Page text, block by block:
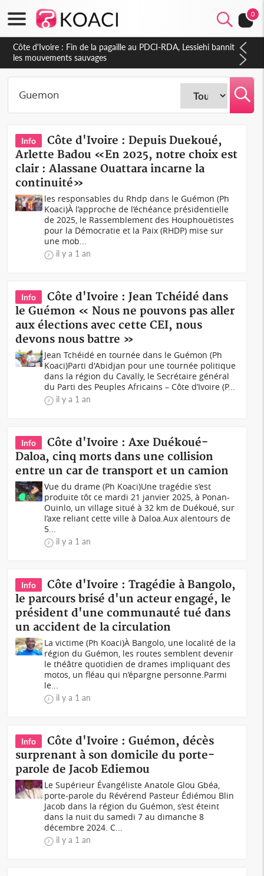
0
Côte d'Ivoire : Fin de la pagaille au PDCI-RDA, Lessiehi bannit
les mouvements sauvages
Info
Côte d'Ivoire : Depuis Duekoué,
Arlette Badou «En 2025, notre choix est
clair : Alassane Ouattara incarne la
continuité»
les responsables du Rhdp dans le Guémon (Ph
Koaci)À l’approche de l’échéance présidentielle
de 2025, le Rassemblement des Houphouëtistes
pour la Démocratie et la Paix (RHDP) mise sur
une mob...
il y a 1 an
Info
Côte d'Ivoire : Jean Tchéidé dans
le Guémon « Nous ne pouvons pas aller
aux élections avec cette CEI, nous
devons nous battre »
Jean Tchéidé en tournée dans le Guémon (Ph
Koaci)Parti d'Abidjan pour une tournée politique
dans la région du Cavally, le Secrétaire général
du Parti des Peuples Africains – Côte d’Ivoire (P...
il y a 1 an
Info
Côte d'Ivoire : Axe Duékoué-
Daloa, cinq morts dans une collision
entre un car de transport et un camion
Vue du drame (Ph Koaci)Une tragédie s’est
produite tôt ce mardi 21 janvier 2025, à Ponan-
Ouinlo, un village situé à 32 km de Duékoué, sur
l’axe reliant cette ville à Daloa.Aux alentours de
5...
il y a 1 an
Info
Côte d'Ivoire : Tragédie à Bangolo,
le parcours brisé d'un acteur engagé, le
président d'une communauté tué dans
un accident de la circulation
La victime (Ph Koaci)À Bangolo, une localité de la
région du Guémon, les routes semblent devenir
le théâtre quotidien de drames impliquant des
motos, un fléau qui n’épargne personne.Parmi
le...
il y a 1 an
Info
Côte d'Ivoire : Guémon, décès
surprenant à son domicile du porte-
parole de Jacob Ediemou
Le Supérieur Évangéliste Anatole Glou Gbéa,
porte-parole du Révérend Pasteur Édiémou Blin
Jacob dans la région du Guémon, s’est éteint
dans la nuit du samedi 7 au dimanche 8
décembre 2024. C...
il y a 1 an